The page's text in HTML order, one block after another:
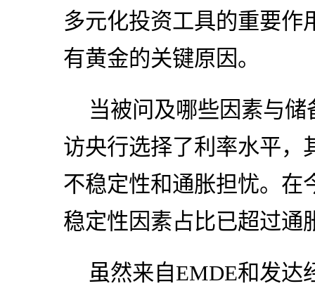
多元化投资工具的重要作
有黄金的关键原因。
当被问及哪些因素与
访央行选择了利率水平，
不稳定性和通胀担忧。在
稳定性因素占比已超过通
虽然来自EMDE和发达